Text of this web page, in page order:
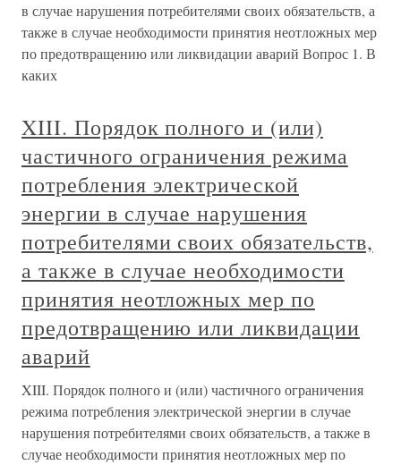
в случае нарушения потребителями своих обязательств, а
также в случае необходимости принятия неотложных мер
по предотвращению или ликвидации аварий Вопрос 1. В
каких
XIII. Порядок полного и (или)
частичного ограничения режима
потребления электрической
энергии в случае нарушения
потребителями своих обязательств,
а также в случае необходимости
принятия неотложных мер по
предотвращению или ликвидации
аварий
XIII. Порядок полного и (или) частичного ограничения
режима потребления электрической энергии в случае
нарушения потребителями своих обязательств, а также в
случае необходимости принятия неотложных мер по